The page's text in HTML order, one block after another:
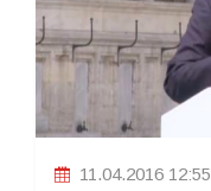
11.04.2016 12:55